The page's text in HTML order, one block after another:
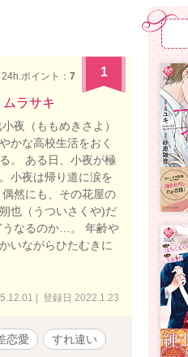
24h.ポイント： 7 1
ムラサキ
夜（ももめきさよ）
かな高校生活をおく
。 ある日、小夜が極
小夜は帰り道に涙を
然にも、その花屋の
也（うついさくや)だ
うなるのか…。 年齢や
いながらひたむきに
| 登録日 2022.1.23
恋愛
すれ違い